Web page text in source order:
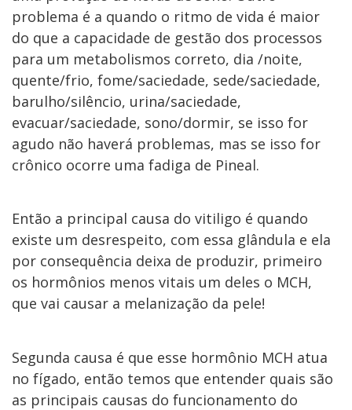
problema é a quando o ritmo de vida é maior
do que a capacidade de gestão dos processos
para um metabolismos correto, dia /noite,
quente/frio, fome/saciedade, sede/saciedade,
barulho/silêncio, urina/saciedade,
evacuar/saciedade, sono/dormir, se isso for
agudo não haverá problemas, mas se isso for
crônico ocorre uma fadiga de Pineal.
Então a principal causa do vitiligo é quando
existe um desrespeito, com essa glândula e ela
por consequência deixa de produzir, primeiro
os hormônios menos vitais um deles o MCH,
que vai causar a melanização da pele!
Segunda causa é que esse hormônio MCH atua
no fígado, então temos que entender quais são
as principais causas do funcionamento do